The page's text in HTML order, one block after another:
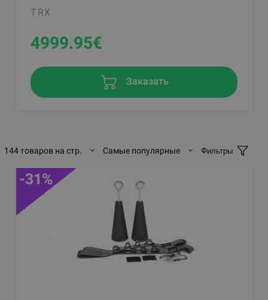
TRX
4999.95€
Заказать
144 товаров на стр. Самые популярные Фильтры
-31%